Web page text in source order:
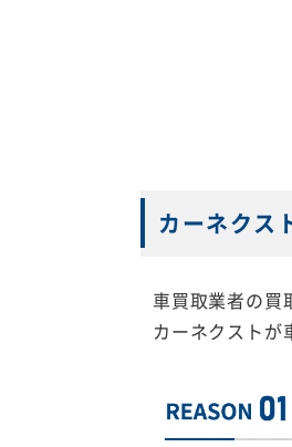
カーネクス
車買取業者の買
カーネクストが